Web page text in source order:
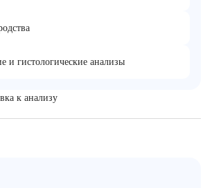
и гистологические анализы
к анализу